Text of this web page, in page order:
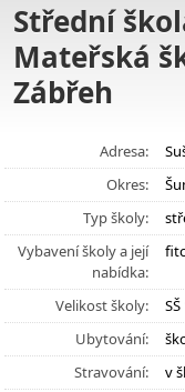
Střední
Mateřská
Zábřeh
Adresa:
Okres:
Typ školy:
Vybavení školy a její
nabídka:
Velikost školy:
Ubytování:
Stravování:
v